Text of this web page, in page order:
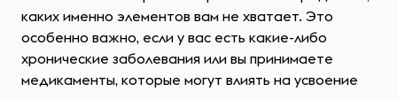
каких именно элементов вам не хватает. Это
особенно важно, если у вас есть какие-либо
хронические заболевания или вы принимаете
медикаменты, которые могут влиять на усвоение